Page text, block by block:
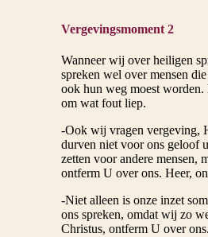
Vergevingsmoment 2
Wanneer wij over heiligen
spreken wel over mensen
ook hun weg moest
om wat fout liep.
-Ook wij vragen vergeving,
durven niet voor ons geloof
zetten voor andere mensen,
ontferm U over ons. Heer,
-Niet alleen is onze inzet
ons spreken, omdat wij zo
Christus, ontferm U over